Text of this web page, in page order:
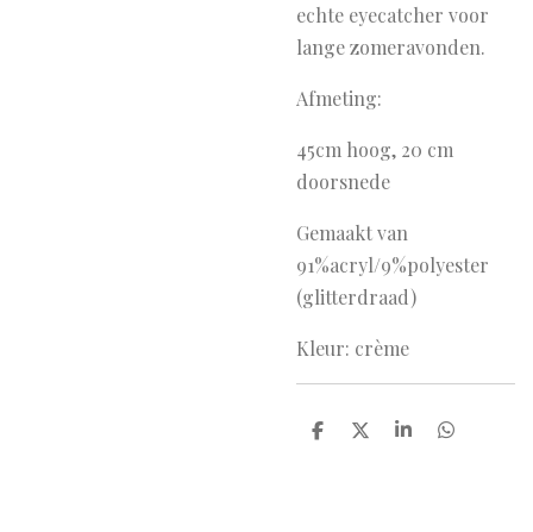
echte eyecatcher voor
lange zomeravonden.
Afmeting:
45cm hoog, 20 cm
doorsnede
Gemaakt van
91%acryl/9%polyester
(glitterdraad)
Kleur: crème
D
D
S
D